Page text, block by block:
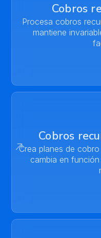
Cobros
Procesa cobros
mantiene
Cobros
Crea planes de
cambia en